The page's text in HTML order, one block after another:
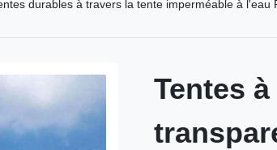
durables à travers la tente imperméable à l'eau
Tentes